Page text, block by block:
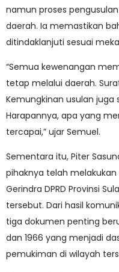
namun proses
daerah. Ia memastikan
ditindaklanjuti sesuai
“Semua kewenangan
tetap melalui daerah.
Kemungkinan usulan juga
Harapannya, apa yang
tercapai,” ujar Semuel.
Sementara itu, Piter
pihaknya telah melakukan
Gerindra DPRD Provinsi
tersebut. Dari hasil
tiga dokumen penting
dan 1966 yang menjadi
pemukiman di wilayah